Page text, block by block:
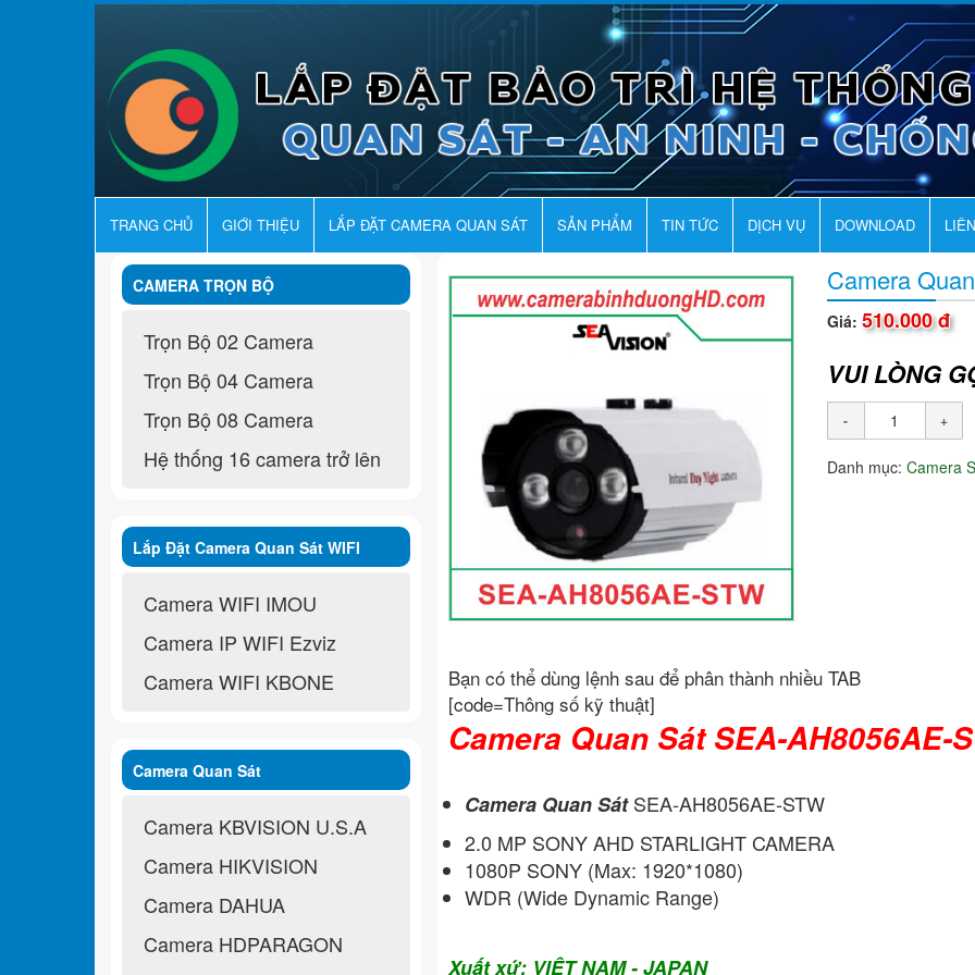
TRANG CHỦ GIỚI THIỆU LẮP ĐẶT CAMERA QUAN SÁT SẢN PHẨM TIN TỨC DỊCH VỤ DOWNLOAD
Camera
Giá: 510.000 đ
VUI LÒNG
Danh mục: Camera
Bạn có thể dùng lệnh sau để phân thành nhiều TAB
[code=Thông số kỹ thuật]
Camera Quan Sát SEA-AH8056AE-
Camera Quan SátSEA-AH8056AE-STW
2.0 MP SONY AHD STARLIGHT CAMERA
1080P SONY (Max: 1920*1080)
WDR (Wide Dynamic Range)
Xuất xứ: VIỆT NAM - JAPAN
CAMERA TRỌN BỘ
Trọn Bộ 02 Camera
Trọn Bộ 04 Camera
Trọn Bộ 08 Camera
Hệ thống 16 camera trở lên
Lắp Đặt Camera Quan Sát WIFI
Không Dây
Camera WIFI IMOU
Camera IP WIFI Ezviz
Camera WIFI KBONE
Camera Quan Sát
Camera KBVISION U.S.A
Camera HIKVISION
Camera DAHUA
Camera HDPARAGON